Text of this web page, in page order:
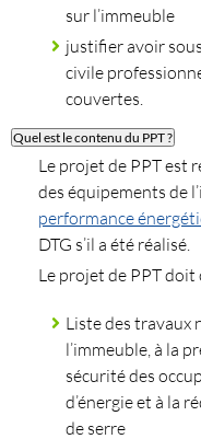
sur l’immeuble
justifier avoir
civile
couvertes.
Quel est le contenu du PPT ?
Le projet de PPT est
des équipements de
performance
DTG s’il a été réalisé.
Le projet de PPT
Liste des travaux
l’immeuble, à la
sécurité des
d’énergie et à la
de serre